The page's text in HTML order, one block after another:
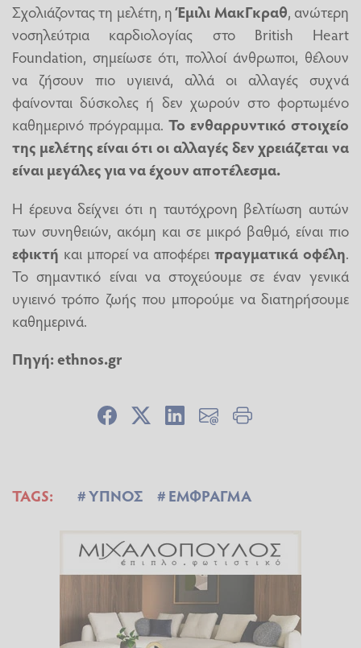
Σχολιάζοντας τη μελέτη, ηΈμιλι ΜακΓκραθ, ανώτερη
νοσηλεύτρια καρδιολογίας στο British Heart
Foundation, σημείωσε ότι, πολλοί άνθρωποι, θέλουν
να ζήσουν πιο υγιεινά, αλλά οι αλλαγές συχνά
φαίνονται δύσκολες ή δεν χωρούν στο φορτωμένο
καθημερινό πρόγραμμα. Το ενθαρρυντικό στοιχείο
της μελέτης είναι ότι οι αλλαγές δεν χρειάζεται να
είναι μεγάλες για να έχουν αποτέλεσμα.
Η έρευνα δείχνει ότι η ταυτόχρονη βελτίωση αυτών
των συνηθειών, ακόμη και σε μικρό βαθμό, είναι πιο
εφικτή και μπορεί να αποφέρει πραγματικά οφέλη.
Το σημαντικό είναι να στοχεύουμε σε έναν γενικά
υγιεινό τρόπο ζωής που μπορούμε να διατηρήσουμε
καθημερινά.
Πηγή: ethnos.gr
TAGS: ΥΠΝΟΣ ΕΜΦΡΑΓΜΑ